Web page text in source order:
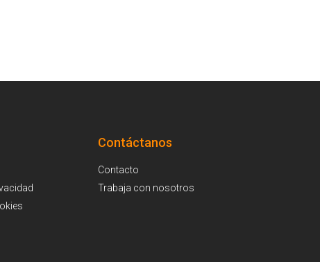
Contáctanos
Contacto
Trabaja con nosotros